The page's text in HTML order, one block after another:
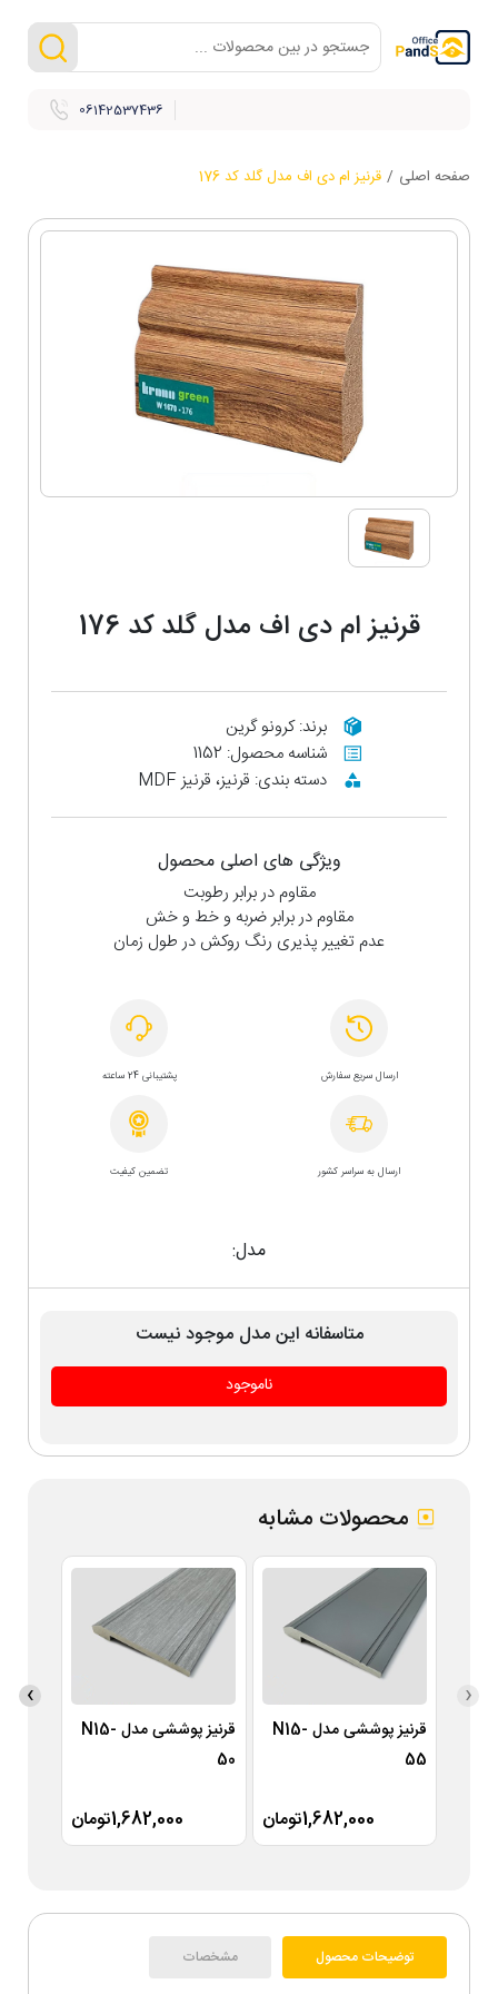
06142537436
صفحه اصلی / قرنیز ام دی اف مدل گلد کد 176
قرنیز ام دی اف مدل گلد کد 176
برند: کرونو گرین
شناسه محصول: 1152
دسته بندی: قرنیز، قرنیز MDF
ویژگی های اصلی محصول
مقاوم در برابر رطوبت
مقاوم در برابر ضربه و خط و خش
عدم تغییر پذیری رنگ روکش در طول زمان
ارسال سریع سفارش پشتیبانی 24 ساعته
ارسال به سراسر کشور تضمین کیفیت
مدل:
متاسفانه این مدل موجود نیست
ناموجود
محصولات مشابه
قرنیز پوششی مدل N15-
55
1,682,000تومان
قرنیز پوششی مدل N15-
50
1,682,000تومان
‹
›
توضیحات محصول مشخصات